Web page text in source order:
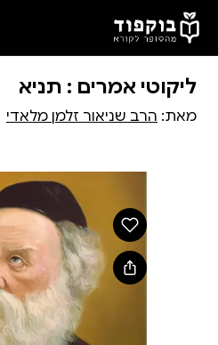
דלג לתוכן הראשי
ליקוטי אמרים : תניא
מאת: הרב שניאור זלמן מלאדי